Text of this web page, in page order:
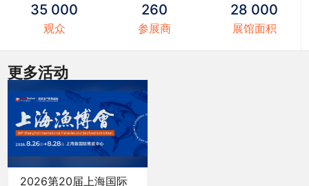
35 000
观众
260
参展商
28 000
展馆面积
更多活动
2026第20届上海国际